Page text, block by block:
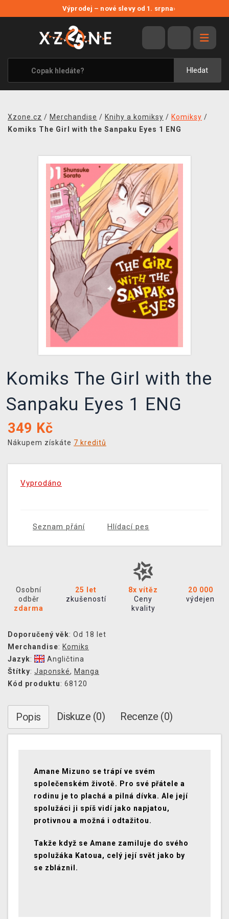
Výprodej – nové slevy od 1. srpna›
Hledat
VÝPRODEJ
VIDEOHRY
XZONE ORIGINALS
TÉMATIKY
MERCHANDISE
KONTAKT
PRODEJNY
DOPRAVA
XZONE KLUB
TCG & BOARDGAME HUB
VÝKUP HER (BAZAR)
Xzone.cz / Merchandise / Knihy a komiksy / Komiksy /
Komiks The Girl with the Sanpaku Eyes 1 ENG
Komiks The Girl with the
Sanpaku Eyes 1 ENG
349 Kč
Nákupem získáte 7 kreditů
Vyprodáno
Seznam přání Hlídací pes
Osobní
odběr
zdarma
25 let
zkušeností
8x vítěz
Ceny
kvality
20 000
výdejen
Doporučený věk: Od 18 let
Merchandise: Komiks
Jazyk:
Angličtina
Štítky: Japonské, Manga
Kód produktu: 68120
Popis Diskuze (0) Recenze (0)
Amane Mizuno se trápí ve svém
společenském životě. Pro své přátele a
rodinu je to plachá a pilná dívka. Ale její
spolužáci ji spíš vidí jako napjatou,
protivnou a možná i odtažitou.
Takže když se Amane zamiluje do svého
spolužáka Katoua, celý její svět jako by
se zbláznil.